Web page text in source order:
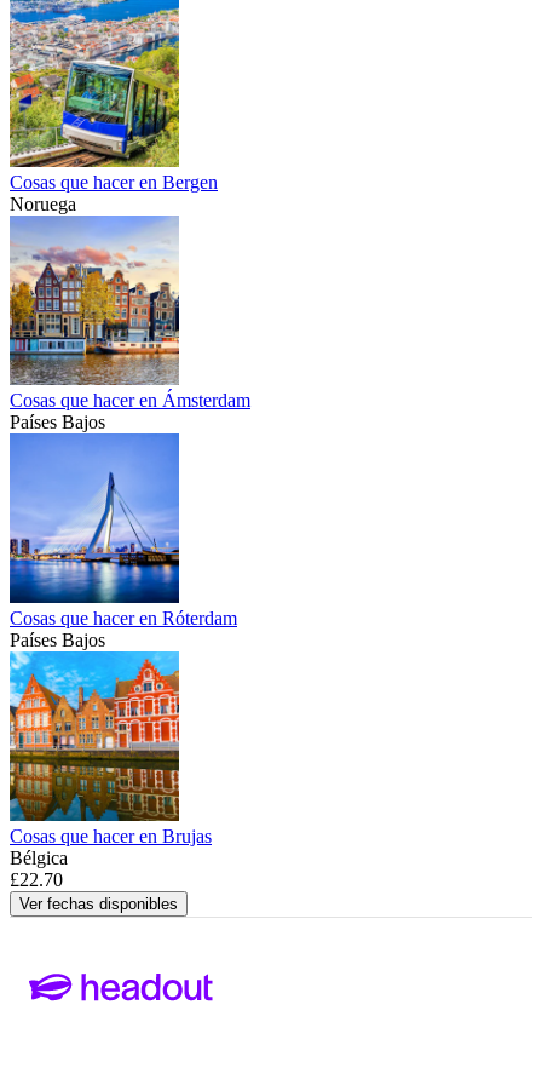
Cosas que hacer en Bergen
Noruega
Cosas que hacer en Ámsterdam
Países Bajos
Cosas que hacer en Róterdam
Países Bajos
Cosas que hacer en Brujas
Bélgica
£22.70
Ver fechas disponibles